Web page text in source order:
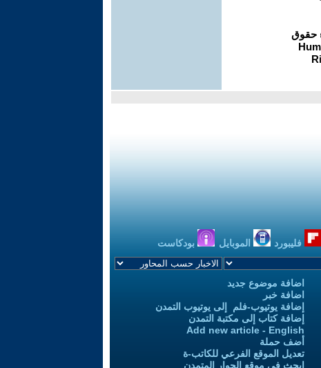
فليبورد الموبايل بودكاست
اضافة موضوع جديد
اضافة خبر
إضافة يوتيوب-فلم إلى يوتيوب التمدن
إضافة كتاب إلى مكتبة التمدن
Add new article - English
أضف حملة
تعديل الموقع الفرعي للكاتب-ة
ابحث في موقع الحوار المتمدن